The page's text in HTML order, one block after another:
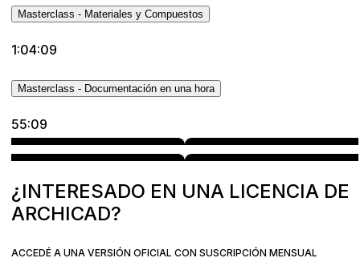
Masterclass - Materiales y Compuestos
1:04:09
Masterclass - Documentación en una hora
55:09
¿INTERESADO EN UNA LICENCIA DE
ARCHICAD?
ACCEDÉ A UNA VERSIÓN OFICIAL CON SUSCRIPCIÓN MENSUAL